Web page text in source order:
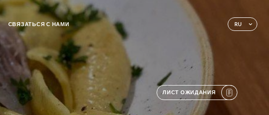
RU
СВЯЗАТЬСЯ С НАМИ
ЛИСТ ОЖИДАНИЯ